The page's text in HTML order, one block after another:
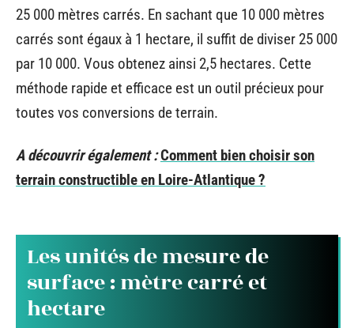
25 000 mètres carrés. En sachant que 10 000 mètres
carrés sont égaux à 1 hectare, il suffit de diviser 25 000
par 10 000. Vous obtenez ainsi 2,5 hectares. Cette
méthode rapide et efficace est un outil précieux pour
toutes vos conversions de terrain.
A découvrir également :Comment bien choisir son
terrain constructible en Loire-Atlantique ?
Les unités de mesure de
surface : mètre carré et
hectare